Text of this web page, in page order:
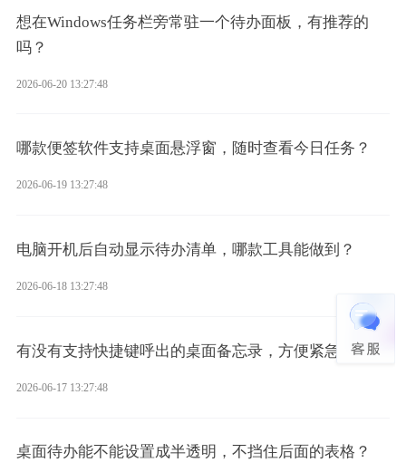
想在Windows任务栏旁常驻一个待办面板，有推荐的
吗？
2026-06-20 13:27:48
哪款便签软件支持桌面悬浮窗，随时查看今日任务？
2026-06-19 13:27:48
电脑开机后自动显示待办清单，哪款工具能做到？
2026-06-18 13:27:48
有没有支持快捷键呼出的桌面备忘录，方便紧急记录？
2026-06-17 13:27:48
桌面待办能不能设置成半透明，不挡住后面的表格？